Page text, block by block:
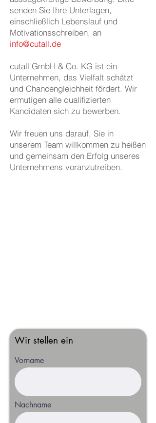
senden Sie Ihre Unterlagen,
einschließlich Lebenslauf und
Motivationsschreiben, an
info@cutall.de
cutall GmbH & Co. KG ist ein
Unternehmen, das Vielfalt schätzt
und Chancengleichheit fördert. Wir
ermutigen alle qualifizierten
Kandidaten sich zu bewerben.
Wir freuen uns darauf, Sie in
unserem Team willkommen zu heißen
und gemeinsam den Erfolg unseres
Unternehmens voranzutreiben.
Wir stellen ein
Vorname
Nachname